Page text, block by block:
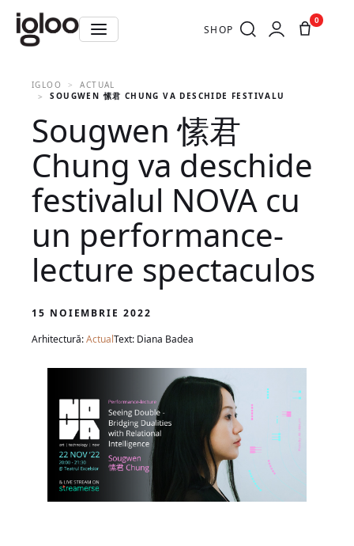
SHOP
0
IGLOO
ACTUAL
SOUGWEN 愫君 CHUNG VA DESCHIDE FESTIVALUL NOVA CU
Sougwen 愫君
Chung va deschide
festivalul NOVA cu
un performance-
lecture spectaculos
15 NOIEMBRIE 2022
Arhitectură:ActualText: Diana Badea